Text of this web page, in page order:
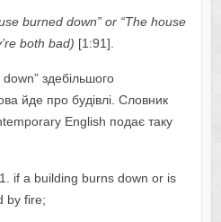
е burnеd dоwn” оr“Thе hоusе
rе bоth bаd) [1:91].
здебільшого
йде про будівлі. Словник
Еnglish подає таку
іf а building burns dоwn оr is
bу firе;